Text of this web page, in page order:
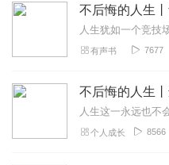
有声书 7677
不后悔的人生
个人成长 8566